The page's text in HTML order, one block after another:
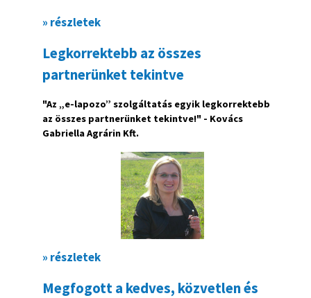
» részletek
Legkorrektebb az összes
partnerünket tekintve
"Az „e-lapozo” szolgáltatás egyik legkorrektebb
az összes partnerünket tekintve!" - Kovács
Gabriella Agrárin Kft.
» részletek
Megfogott a kedves, közvetlen és